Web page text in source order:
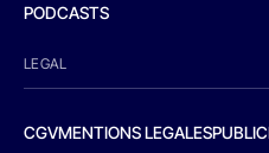
PODCASTS
LEGAL
CGVMENTIONS LEGALES